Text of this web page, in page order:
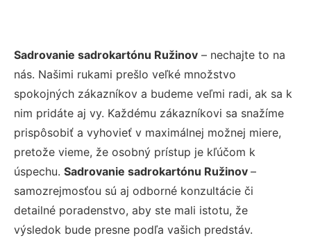
Sadrovanie sadrokartónu Ružinov – nechajte to na
nás. Našimi rukami prešlo veľké množstvo
spokojných zákazníkov a budeme veľmi radi, ak sa k
nim pridáte aj vy. Každému zákazníkovi sa snažíme
prispôsobiť a vyhovieť v maximálnej možnej miere,
pretože vieme, že osobný prístup je kľúčom k
úspechu. Sadrovanie sadrokartónu Ružinov –
samozrejmosťou sú aj odborné konzultácie či
detailné poradenstvo, aby ste mali istotu, že
výsledok bude presne podľa vašich predstáv.